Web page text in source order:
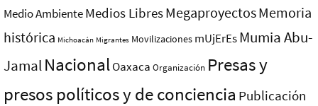
Medio AmbienteMedios LibresMegaproyectosMemoria
histórica Michoacán Migrantes Movilizaciones mUjErEsMumia Abu-
JamalNacionalOaxaca Organización Presas y
presos polí­ticos y de conciencia Publicación